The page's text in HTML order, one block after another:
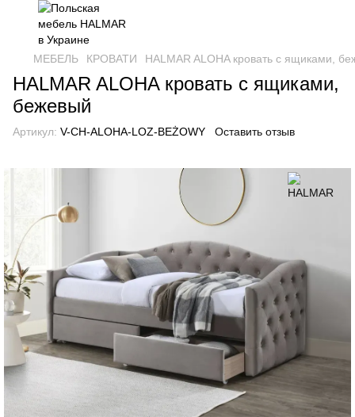
МЕБЕЛЬ КРОВАТИ HALMAR ALOHA кровать с ящиками,
HALMAR ALOHA кровать с ящиками,
бежевый
Артикул: V-CH-ALOHA-LOZ-BEŻOWY Оставить отзыв